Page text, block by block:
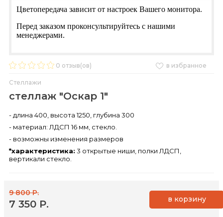
Цветопередача зависит от настроек Вашего монитора.
Перед заказом проконсультируйтесь с нашими
менеджерами.
- длина 400, высота 1250, глубина 300
- материал: ЛДСП 16 мм, стекло.
- возможны изменения размеров
*характеристика: 3 открытые ниши, полки ЛДСП,
вертикали стекло.
0 отзыв(ов) в избранное
Стеллажи
стеллаж "Оскар 1"
9 800 Р.
7 350 Р. в корзину